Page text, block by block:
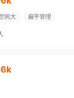
间大 扁平管理